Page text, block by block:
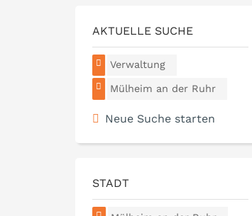
AKTUELLE SUCHE
Verwaltung
Mülheim an der Ruhr
Neue Suche starten
STADT